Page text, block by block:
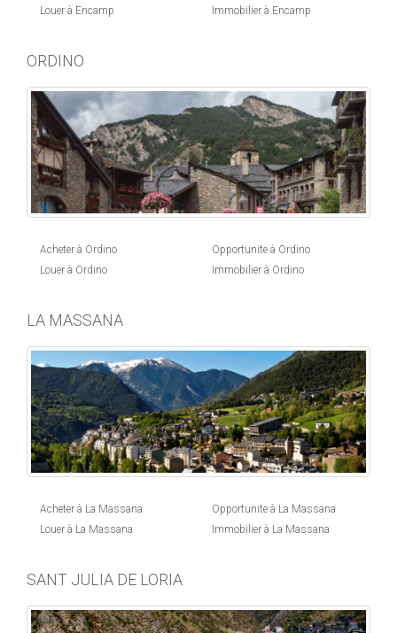
Louer à Encamp
Immobilier à Encamp
ORDINO
Acheter à Ordino
Louer à Ordino
Opportunite à Ordino
Immobilier à Ordino
LA MASSANA
Acheter à La Massana
Louer à La Massana
Opportunite à La Massana
Immobilier à La Massana
SANT JULIA DE LORIA